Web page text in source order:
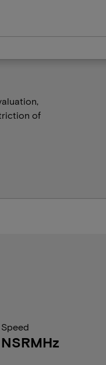
of
Speed
NSRMHz